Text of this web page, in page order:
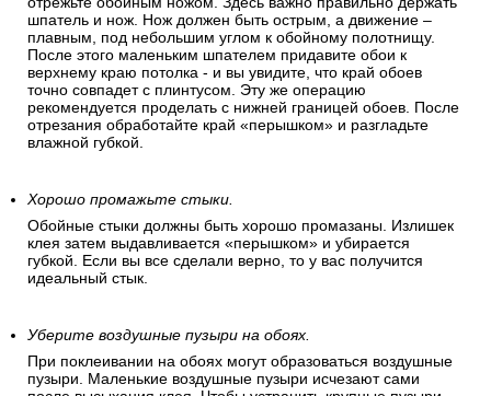
шпатель и нож. Нож должен быть острым, а движение –
плавным, под небольшим углом к обойному полотнищу.
После этого маленьким шпателем придавите обои к
верхнему краю потолка - и вы увидите, что край обоев
точно совпадет с плинтусом. Эту же операцию
рекомендуется проделать с нижней границей обоев. После
отрезания обработайте край «перышком» и разгладьте
влажной губкой.
Хорошо промажьте стыки.
Обойные стыки должны быть хорошо промазаны. Излишек
клея затем выдавливается «перышком» и убирается
губкой. Если вы все сделали верно, то у вас получится
идеальный стык.
Уберите воздушные пузыри на обоях.
При поклеивании на обоях могут образоваться воздушные
пузыри. Маленькие воздушные пузыри исчезают сами